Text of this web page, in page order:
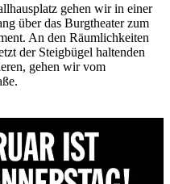
gehen wir in einer
über das Burgtheater zum
An den Räumlichkeiten
der Steigbügel haltenden
gehen wir vom